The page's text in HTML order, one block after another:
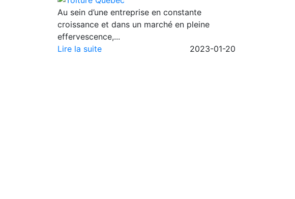
Au sein d’une entreprise en constante
croissance et dans un marché en pleine
effervescence,...
Lire la suite
2023-01-20